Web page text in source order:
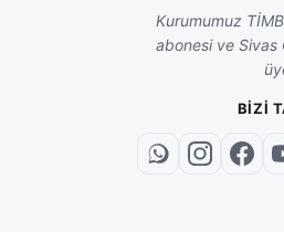
Kurumumuz
abonesi ve Sivas
BIZI